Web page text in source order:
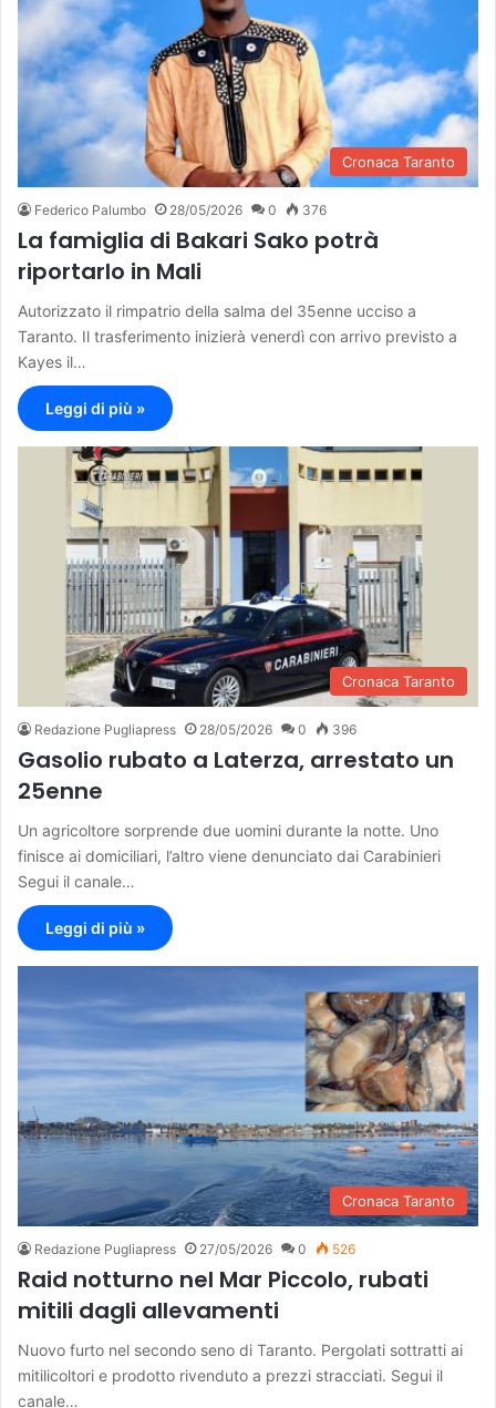
Cronaca Taranto
Federico Palumbo 28/05/2026 0 376
La famiglia di Bakari Sako potrà
riportarlo in Mali
Autorizzato il rimpatrio della salma del 35enne ucciso a
Taranto. Il trasferimento inizierà venerdì con arrivo previsto a
Kayes il…
Leggi di più »
Cronaca Taranto
Redazione Pugliapress 28/05/2026 0 396
Gasolio rubato a Laterza, arrestato un
25enne
Un agricoltore sorprende due uomini durante la notte. Uno
finisce ai domiciliari, l’altro viene denunciato dai Carabinieri
Segui il canale…
Leggi di più »
Cronaca Taranto
Redazione Pugliapress 27/05/2026 0 526
Raid notturno nel Mar Piccolo, rubati
mitili dagli allevamenti
Nuovo furto nel secondo seno di Taranto. Pergolati sottratti ai
mitilicoltori e prodotto rivenduto a prezzi stracciati. Segui il
canale…